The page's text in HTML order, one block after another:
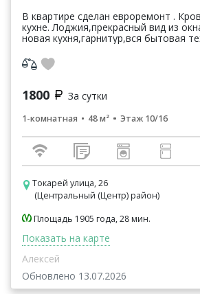
В квартире сделан евроремонт .
кухне. Лоджия,прекрасный вид из
новая кухня,гарнитур,вся бытовая
1800 За сутки
1-комнатная 48 м² Этаж 10/16
Токарей улица, 26
(Центральный (Центр) район)
Площадь 1905 года, 28 мин.
Показать на карте
Алексей
Обновлено 13.07.2026